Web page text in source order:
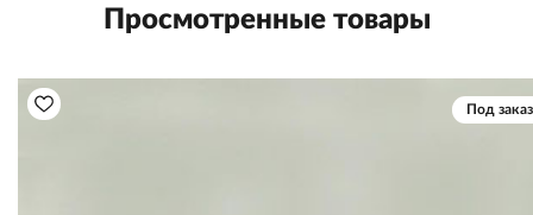
Просмотренные товары
Под заказ